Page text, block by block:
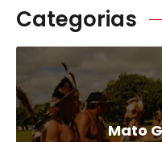
Categorias
Mato